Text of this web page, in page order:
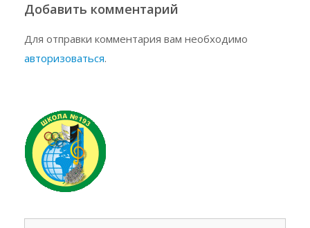
Добавить комментарий
Для отправки комментария вам необходимо
авторизоваться.